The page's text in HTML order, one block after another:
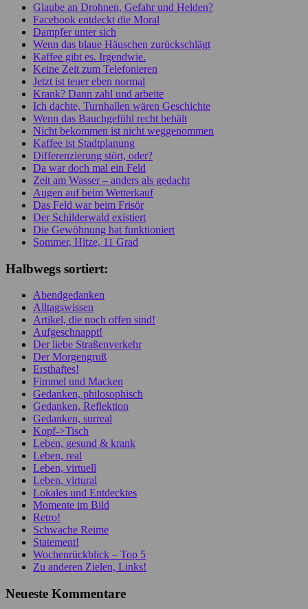
Glaube an Drohnen, Gefahr und Helden?
Facebook entdeckt die Moral
Dampfer unter sich
Wenn das blaue Häuschen zurückschlägt
Kaffee gibt es. Irgendwie.
Keine Zeit zum Telefonieren
Jetzt ist teuer eben normal
Krank? Dann zahl und arbeite
Ich dachte, Turnhallen wären Geschichte
Wenn das Bauchgefühl recht behält
Nicht bekommen ist nicht weggenommen
Kaffee ist Stadtplanung
Differenzierung stört, oder?
Da war doch mal ein Feld
Zeit am Wasser – anders als gedacht
Augen auf beim Wetterkauf
Das Feld war beim Frisör
Der Schilderwald existiert
Die Gewöhnung hat funktioniert
Sommer, Hitze, 11 Grad
Halbwegs sortiert:
Abendgedanken
Alltagswissen
Artikel, die noch offen sind!
Aufgeschnappt!
Der liebe Straßenverkehr
Der Morgengruß
Ersthaftes!
Fimmel und Macken
Gedanken, philosophisch
Gedanken, Reflektion
Gedanken, surreal
Kopf->Tisch
Leben, gesund & krank
Leben, real
Leben, virtuell
Leben, virtural
Lokales und Entdecktes
Momente im Bild
Retro!
Schwache Reime
Statement!
Wochenrückblick – Top 5
Zu anderen Zielen, Links!
Neueste Kommentare